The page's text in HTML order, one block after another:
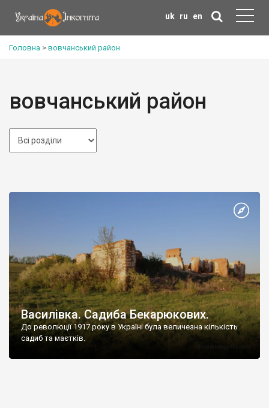
uk ru en
Головна > вовчанський район
вовчанський район
Василівка. Садиба Бекарюкових.
До революції 1917 року в Україні була величезна кількість
садиб та маєтків.